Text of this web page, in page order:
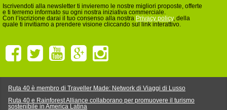
Iscrivendoti alla newsletter ti invieremo le nostre migliori proposte, offerte
e ti terremo informato su ogni nostra iniziativa commerciale.
Con l’iscrizione darai il tuo consenso alla nostra Privacy policy, della
quale ti invitiamo a prendere visione cliccando sul link interattivo.
Ruta 40 è membro di Traveller Made: Network di Viaggi di Lusso
Ruta 40 e Rainforest Alliance collaborano per promuovere il turismo
sostenibile in America Latina